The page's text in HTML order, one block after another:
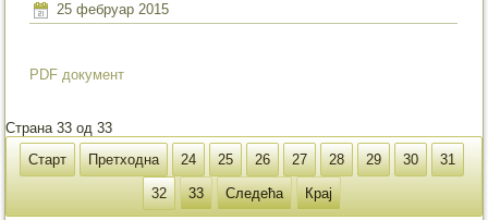
25 фебруар 2015
PDF документ
Страна 33 од 33
Старт
Претходна 24 25 26 27 28 29 30 31
32 33 Следећа Крај